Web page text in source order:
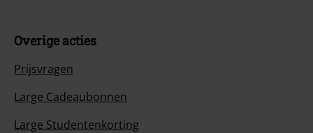
Overige acties
Prijsvragen
Large Cadeaubonnen
Large Studentenkorting